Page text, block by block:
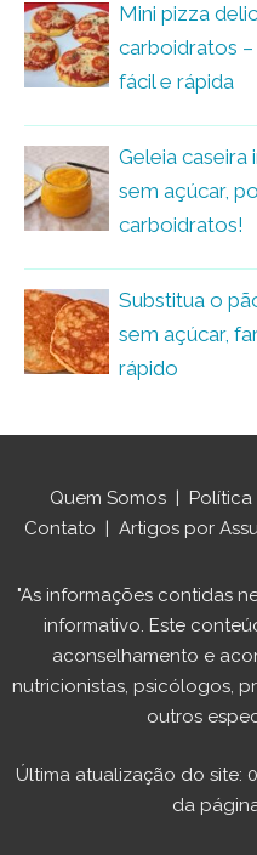
Mini pizza
carboidratos –
fácil e rápida
Geleia caseira
sem açúcar,
carboidratos!
Substitua o
sem açúcar,
rápido
Quem Somos
Contato
Artigos por
"As informações contidas
informativo. Este
aconselhamento e
nutricionistas, psicólogos,
outros
Última atualização do site:
da